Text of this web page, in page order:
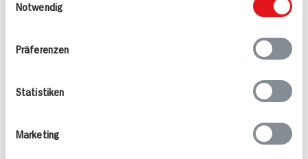
bereitgestellt haben oder die sie im Rahmen
Notwendig
Präferenzen
Statistiken
Marketing